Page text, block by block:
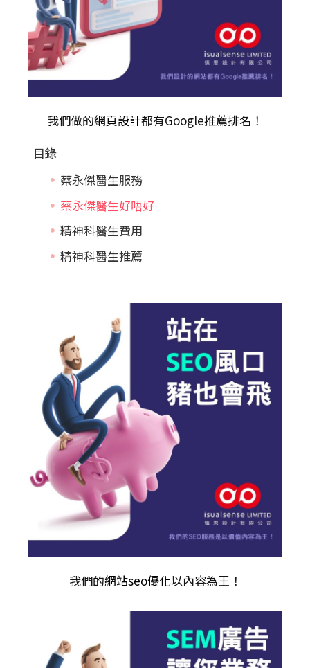
我們做的網頁設計都有Google推薦排名！
目錄
蔡永傑醫生服務
蔡永傑醫生好唔好
精神科醫生費用
精神科醫生推薦
我們的網站seo優化以內容為王！